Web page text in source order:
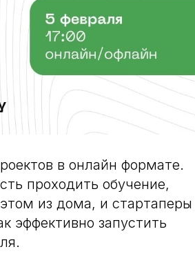
в онлайн формате.
проходить обучение,
из дома, и стартаперы
эффективно запустить